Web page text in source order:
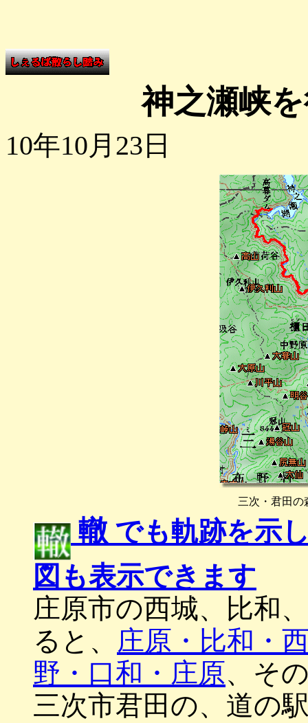
神之瀬峡
10年10月23日
三次・君田の
轍 でも軌跡を示
図も表示できます
庄原市の西城、比和
ると、 庄原・比和・
野・口和・庄原、そ
三次市君田の、道の